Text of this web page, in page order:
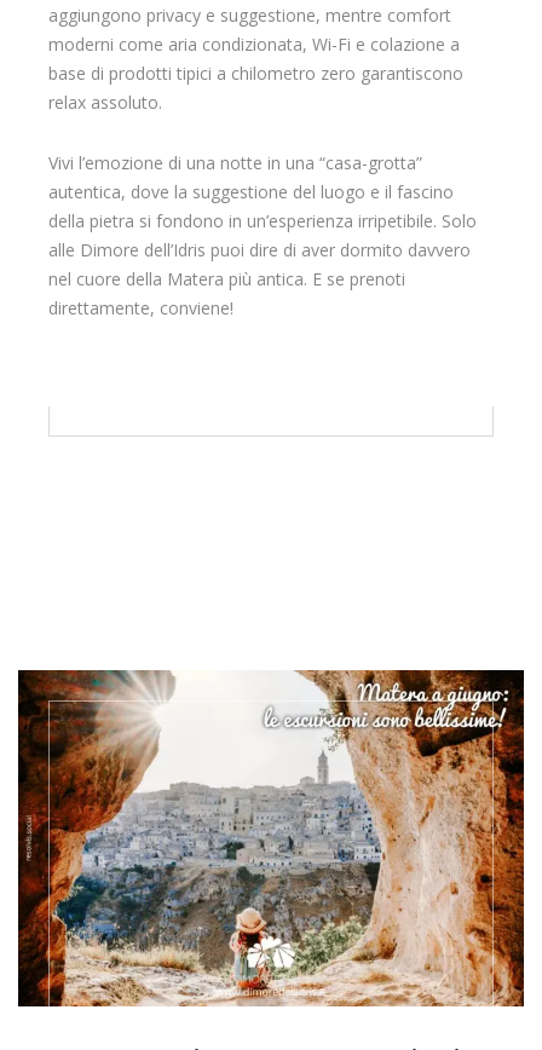
aggiungono privacy e suggestione, mentre comfort
moderni come aria condizionata, Wi-Fi e colazione a
base di prodotti tipici a chilometro zero garantiscono
relax assoluto.
Vivi l’emozione di una notte in una “casa-grotta”
autentica, dove la suggestione del luogo e il fascino
della pietra si fondono in un’esperienza irripetibile. Solo
alle Dimore dell’Idris puoi dire di aver dormito davvero
nel cuore della Matera più antica. E se prenoti
direttamente, conviene!